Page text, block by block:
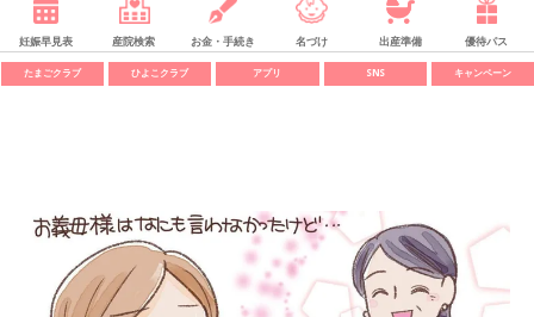
妊娠早見表 産院検索 お金・手続き 名づけ 出産準備 優待パス
たまごクラブ ひよこクラブ アプリ SNS キャンペーン